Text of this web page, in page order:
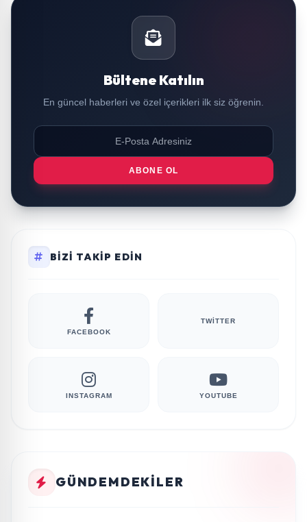
Bültene Katılın
En güncel haberleri ve özel içerikleri ilk siz öğrenin.
ABONE OL
BIZI TAKIP EDIN
FACEBOOK
TWITTER
INSTAGRAM YOUTUBE
GÜNDEMDEKILER